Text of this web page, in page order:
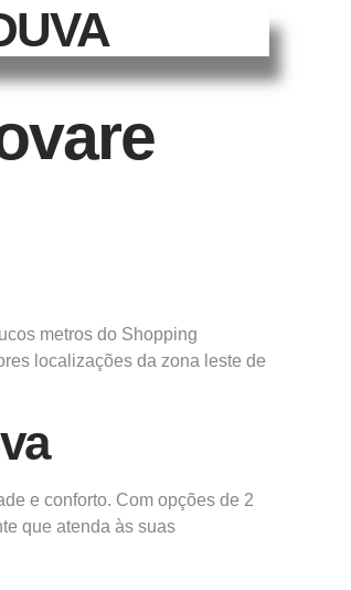
metros do Shopping
localizações da zona leste de
e conforto. Com opções de 2
que atenda às suas